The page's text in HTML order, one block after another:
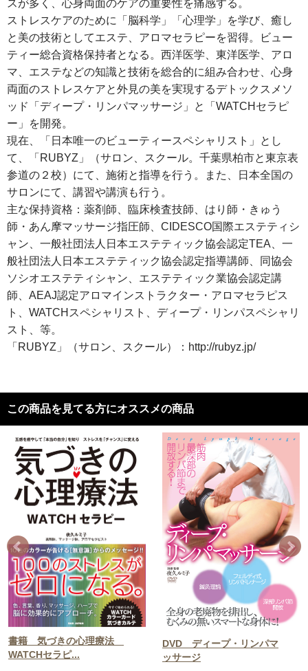
スが多く、心身両面のケアの重要性を痛感する。
ストレスケアのために「脳科学」「心理学」を学び、癒し
と美の技術としてエステ、アロマセラピーを習得。ビュー
ティー総合資格保持者となる。西洋医学、東洋医学、アロ
マ、エステなどの知識と技術を総合的に組み合わせ、心身
両面のストレスケアと外見の美を実現するデトックスメソ
ッド「ディープ・リンパマッサージ」と「WATCHセラピ
ー」を開発。
現在、「日本唯一のビューティースペシャリスト」とし
て、「RUBYZ」（サロン、スクール。千葉県柏市と東京表
参道の２校）にて、施術と指導を行う。また、日本全国の
サロンにて、講習や講演も行う。
主な保持資格：薬剤師、臨床検査技師、はり師・きゅう
師・あん摩マッサージ指圧師、CIDESCO国際エステティシ
ャン、一般社団法人日本エステティック協会認定TEA、一
般社団法人日本エステティック協会認定指導講師、同協会
ソシオエステティシャン、エステティック業協会認定講
師、AEAJ認定アロマインストラクター・アロマセラピス
ト、WATCHスペシャリスト、ディープ・リンパスペシャリ
スト、等。
「RUBYZ」（サロン、スクール）：http://rubyz.jp/
この商品を見てる方にオススメの商品
書籍 気づきの心理療法
WATCHセラピ...
DVD ディープ・リンパマ
ッサージ